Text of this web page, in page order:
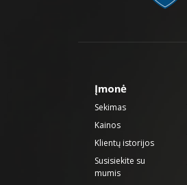
Įmonė
Sekimas
Kainos
Klientų istorijos
Susisiekite su
mumis